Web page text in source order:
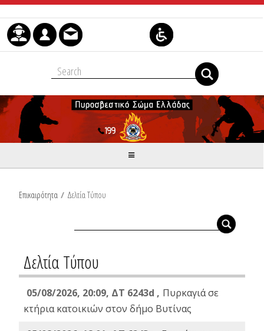
Μετάβαση στο περιεχόμενο
Επικαιρότητα / Δελτία Τύπου
Δελτία Τύπου
05/08/2026, 20:09, ΔΤ 6243d , Πυρκαγιά σε
κτήρια κατοικιών στον δήμο Βυτίνας